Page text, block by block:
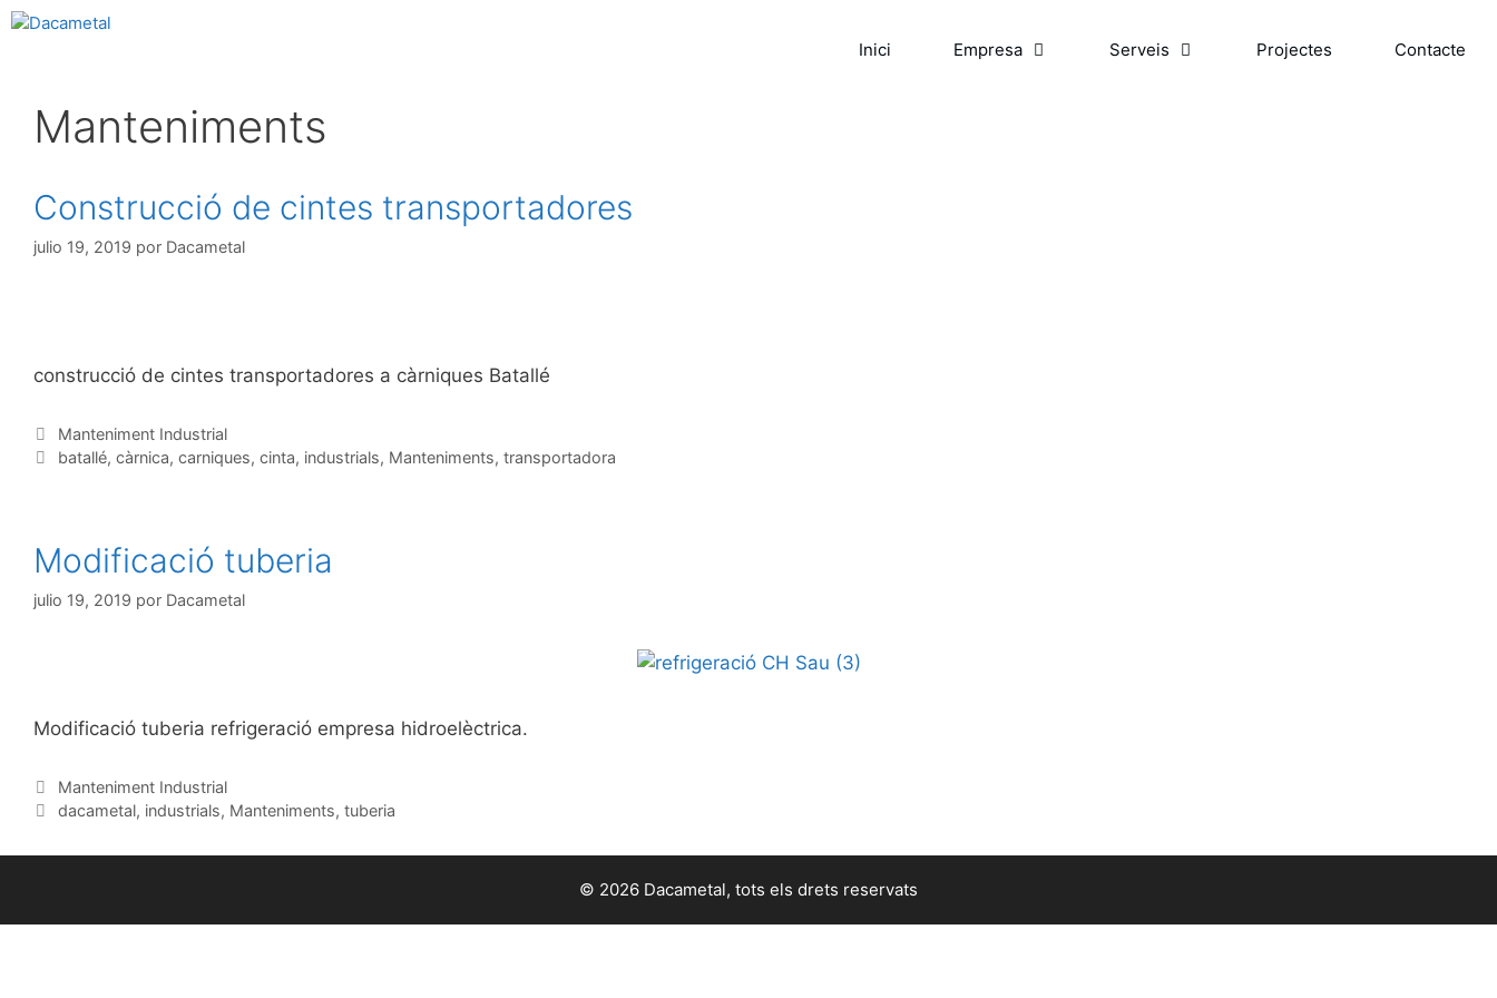
Inici Empresa Serveis Projectes Contacte
Manteniments
Construcció de cintes transportadores
julio 19, 2019 por Dacametal
construcció de cintes transportadores a càrniques Batallé
Manteniment Industrial
batallé, càrnica, carniques, cinta, industrials, Manteniments, transportadora
Modificació tuberia
julio 19, 2019 por Dacametal
Modificació tuberia refrigeració empresa hidroelèctrica.
Manteniment Industrial
dacametal, industrials, Manteniments, tuberia
© 2026 Dacametal, tots els drets reservats